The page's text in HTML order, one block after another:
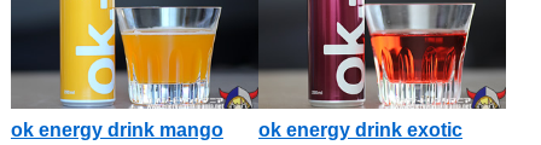
ok energy drink mango ok energy drink exotic